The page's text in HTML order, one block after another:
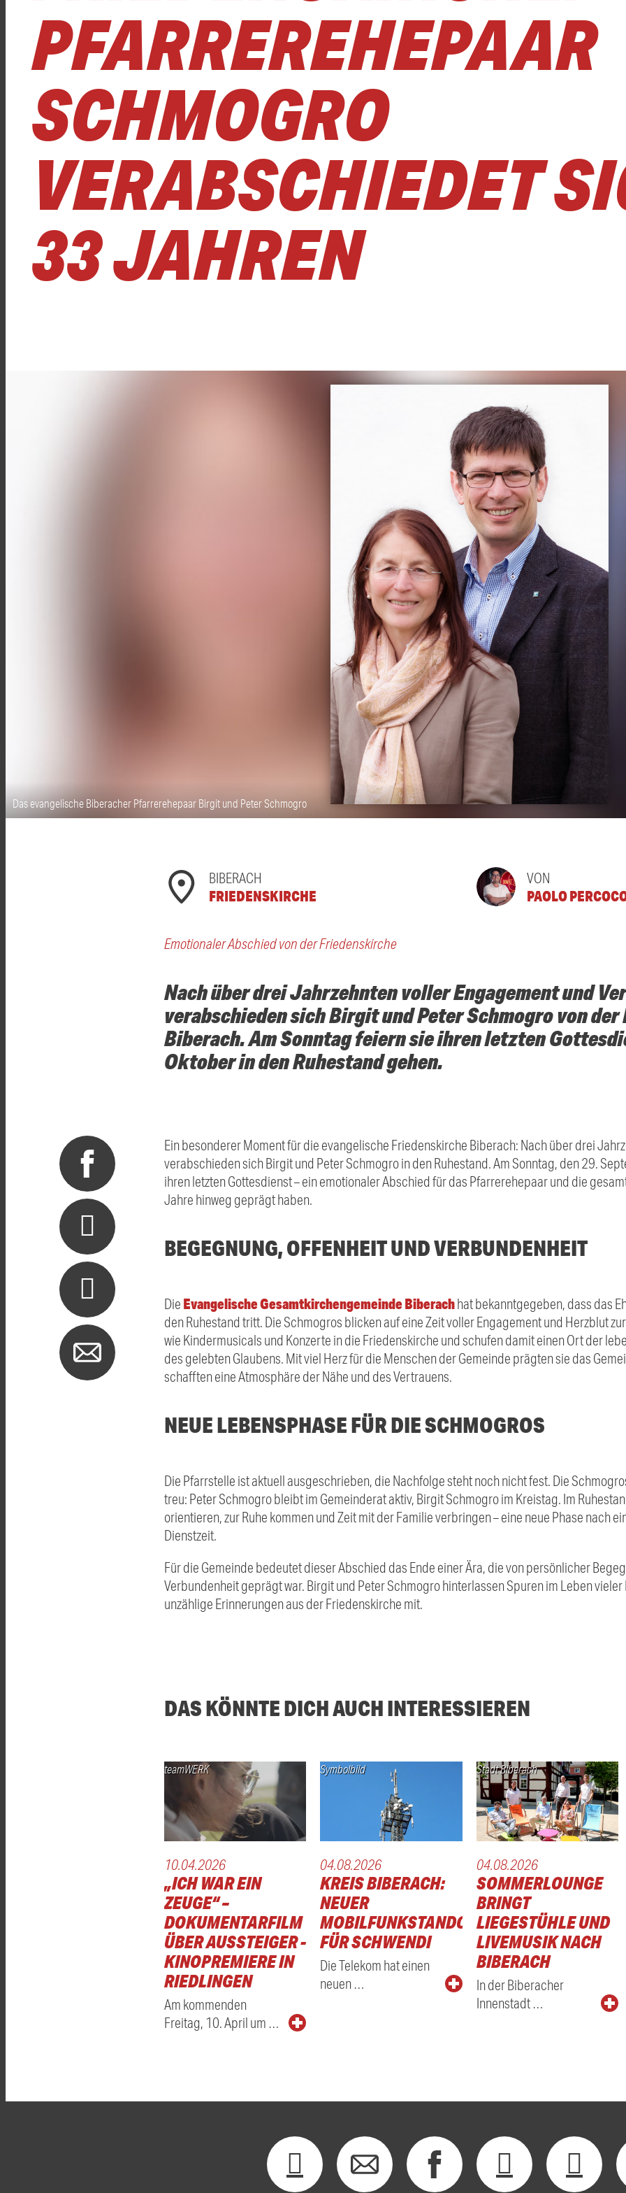
PFARREREHEPAAR
SCHMOGRO
VERABSCHIEDET
33 JAHREN
Das evangelische Biberacher Pfarrerehepaar Birgit und Peter Schmogro
BIBERACH
FRIEDENSKIRCHE
VON
PAOLO
Emotionaler Abschied von der Friedenskirche
Nach über drei Jahrzehnten voller Engagement und
verabschieden sich Birgit und Peter Schmogro von
Biberach. Am Sonntag feiern sie ihren letzten
Oktober in den Ruhestand gehen.
Ein besonderer Moment für die evangelische Friedenskirche Biberach: Nach über drei
verabschieden sich Birgit und Peter Schmogro in den Ruhestand. Am Sonntag, den 29.
ihren letzten Gottesdienst – ein emotionaler Abschied für das Pfarrerehepaar und die
Jahre hinweg geprägt haben.
BEGEGNUNG, OFFENHEIT UND VERBUNDENHEIT
Die Evangelische Gesamtkirchengemeinde Biberachhat bekanntgegeben, dass das
den Ruhestand tritt. Die Schmogros blicken auf eine Zeit voller Engagement und Herzblut
wie Kindermusicals und Konzerte in die Friedenskirche und schufen damit einen Ort der
des gelebten Glaubens. Mit viel Herz für die Menschen der Gemeinde prägten sie das
schafften eine Atmosphäre der Nähe und des Vertrauens.
NEUE LEBENSPHASE FÜR DIE SCHMOGROS
Die Pfarrstelle ist aktuell ausgeschrieben, die Nachfolge steht noch nicht fest. Die
treu: Peter Schmogro bleibt im Gemeinderat aktiv, Birgit Schmogro im Kreistag. Im
orientieren, zur Ruhe kommen und Zeit mit der Familie verbringen – eine neue Phase nach
Dienstzeit.
Für die Gemeinde bedeutet dieser Abschied das Ende einer Ära, die von persönlicher
Verbundenheit geprägt war. Birgit und Peter Schmogro hinterlassen Spuren im Leben
unzählige Erinnerungen aus der Friedenskirche mit.
DAS KÖNNTE DICH AUCH INTERESSIEREN
teamWERK
10.04.2026
„ICH WAR EIN
ZEUGE“ –
DOKUMENTARFILM
ÜBER AUSSTEIGER -
KINOPREMIERE IN
RIEDLINGEN
Am kommenden
Freitag, 10. April um …
Symbolbild
04.08.2026
KREIS BIBERACH:
NEUER
MOBILFUNKSTANDORT
FÜR SCHWENDI
Die Telekom hat einen
neuen …
Stadt Biberach
04.08.2026
SOMMERLOUNGE
BRINGT
LIEGESTÜHLE UND
LIVEMUSIK NACH
BIBERACH
In der Biberacher
Innenstadt …